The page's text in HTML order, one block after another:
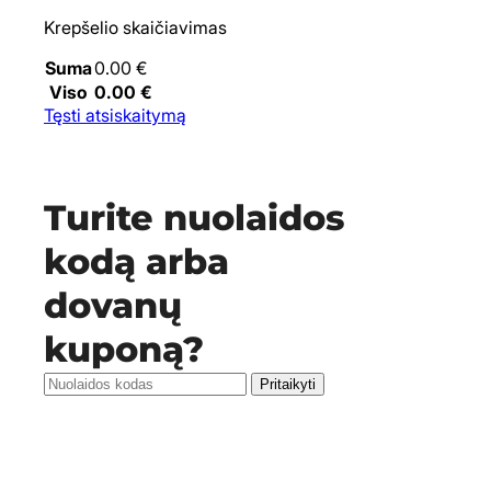
Krepšelio skaičiavimas
Suma0.00 €
Viso 0.00 €
Tęsti atsiskaitymą
Turite nuolaidos
kodą arba
dovanų
kuponą?
Pritaikyti